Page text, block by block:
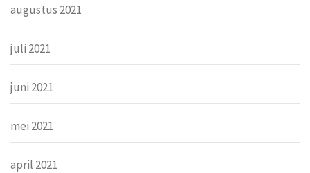
augustus 2021
juli 2021
juni 2021
mei 2021
april 2021